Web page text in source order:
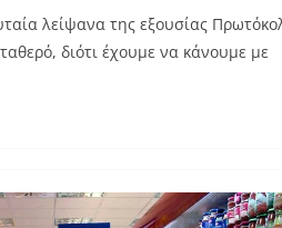
λείψανα της εξουσίας
διότι έχουμε να κάνουμε με